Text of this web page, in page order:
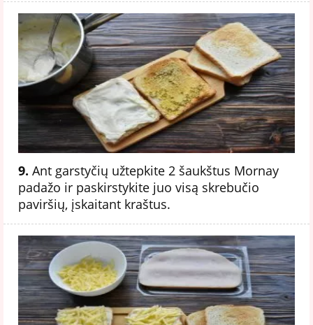
9. Ant garstyčių užtepkite 2 šaukštus Mornay
padažo ir paskirstykite juo visą skrebučio
paviršių, įskaitant kraštus.